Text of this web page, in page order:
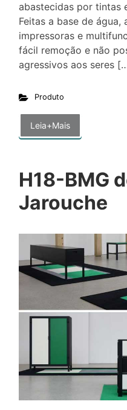
abastecidas por tintas
Feitas a base de
impressoras e
fácil remoção e não
agressivos aos seres
Produto
Leia+Mais
H18-BMG
Jarouche